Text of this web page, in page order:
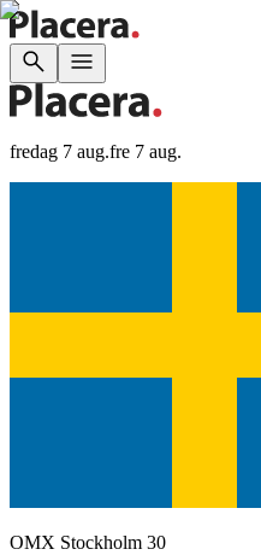
fredag 7 aug.fre 7 aug.
OMX Stockholm 30